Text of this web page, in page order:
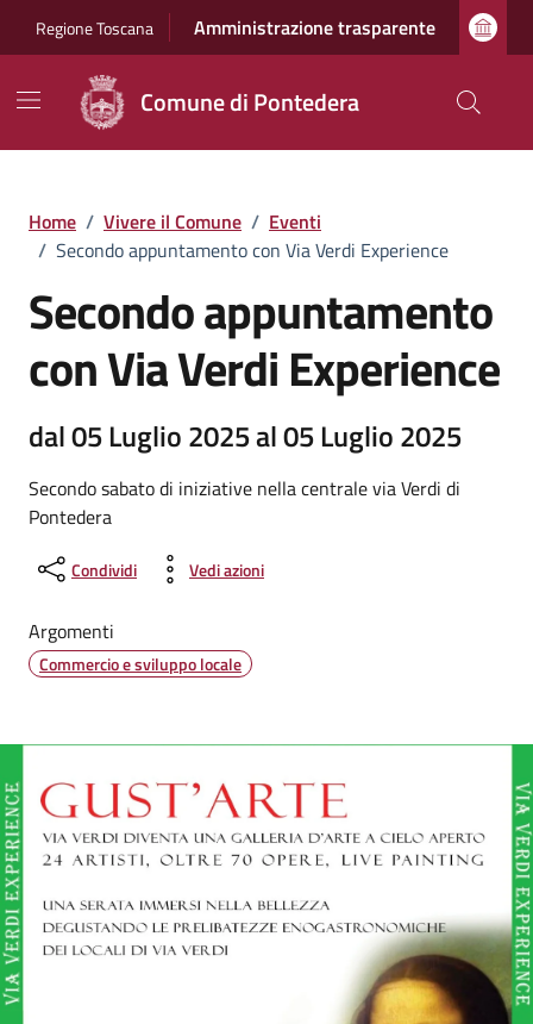
Regione Toscana Amministrazione trasparente
Comune di Pontedera
Home / Vivere il Comune / Eventi
/ Secondo appuntamento con Via Verdi Experience
Secondo appuntamento
con Via Verdi Experience
dal 05 Luglio 2025 al 05 Luglio 2025
Secondo sabato di iniziative nella centrale via Verdi di
Pontedera
Condividi Vedi azioni
Argomenti
Commercio e sviluppo locale